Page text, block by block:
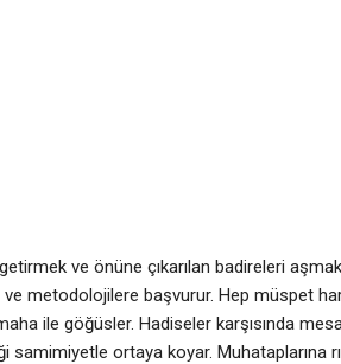
ve önüne çıkarılan badireleri
metodolojilere başvurur. Hep müspet
ile göğüsler. Hadiseler karşısında
ortaya koyar. Muhataplarına